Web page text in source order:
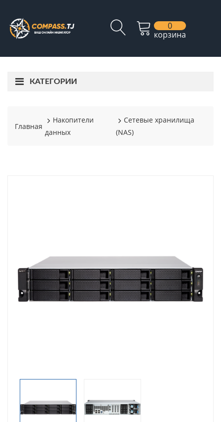
0
корзина
КАТЕГОРИИ
Главная
Накопители
данных
Сетевые хранилища
(NAS)